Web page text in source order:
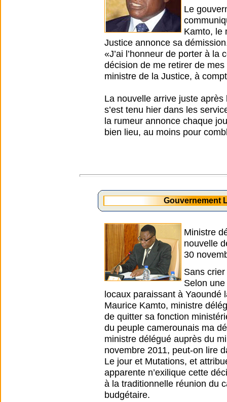
Le
Kamto, le
Justice annonce sa
«J’ai l’honneur de porter à
décision de me retirer de
ministre de la Justice, à
La nouvelle arrive juste
s’est tenu hier dans les
la rumeur annonce chaque
bien lieu, au moins pour
Gouvernement
Ministre
nouvelle
30
Sans
Selon
locaux paraissant à Yaoundé
Maurice Kamto, ministre
de quitter sa fonction
du peuple camerounais ma
ministre délégué auprès du
novembre 2011, peut-on lire
Le jour et Mutations, et
apparente n’exilique cette
à la traditionnelle réunion du
budgétaire.